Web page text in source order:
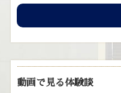
動画で見る体験談